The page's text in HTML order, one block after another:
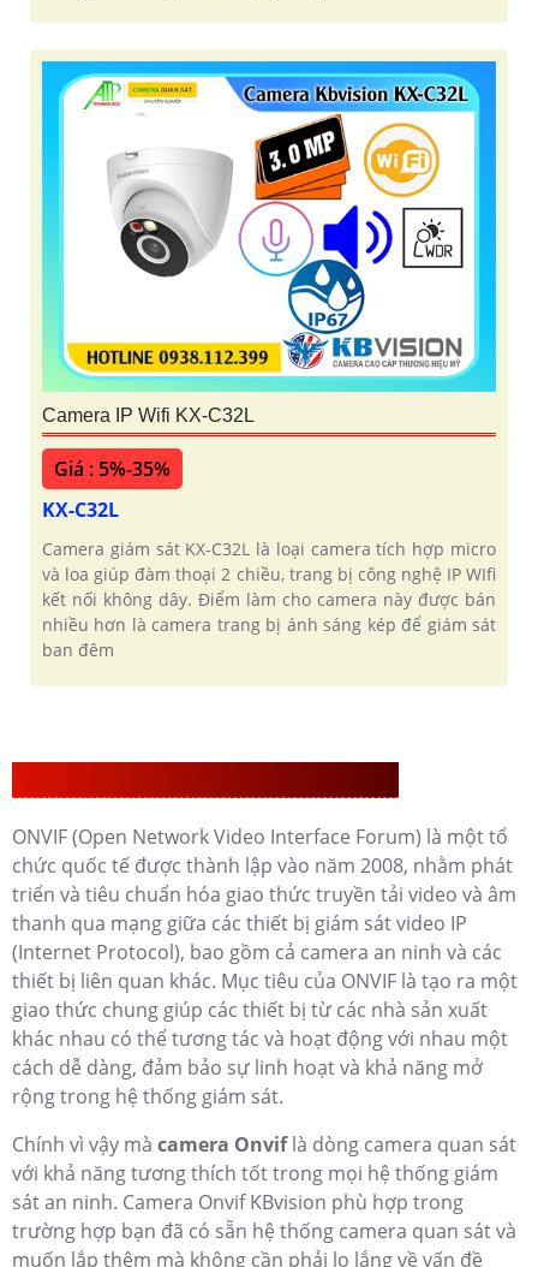
Camera IP Wifi KX-C32L
Giá : 5%-35%
KX-C32L
Camera giám sát KX-C32L là loại camera tích hợp micro
và loa giúp đàm thoại 2 chiều, trang bị công nghệ IP WIfi
kết nối không dây. Điểm làm cho camera này được bán
nhiều hơn là camera trang bị ánh sáng kép để giám sát
ban đêm
ONVIF (Open Network Video Interface Forum) là một tổ
chức quốc tế được thành lập vào năm 2008, nhằm phát
triển và tiêu chuẩn hóa giao thức truyền tải video và âm
thanh qua mạng giữa các thiết bị giám sát video IP
(Internet Protocol), bao gồm cả camera an ninh và các
thiết bị liên quan khác. Mục tiêu của ONVIF là tạo ra một
giao thức chung giúp các thiết bị từ các nhà sản xuất
khác nhau có thể tương tác và hoạt động với nhau một
cách dễ dàng, đảm bảo sự linh hoạt và khả năng mở
rộng trong hệ thống giám sát.
Chính vì vậy mà camera Onviflà dòng camera quan sát
với khả năng tương thích tốt trong mọi hệ thống giám
sát an ninh. Camera Onvif KBvision phù hợp trong
trường hợp bạn đã có sẵn hệ thống camera quan sát và
muốn lắp thêm mà không cần phải lo lắng về vấn đề